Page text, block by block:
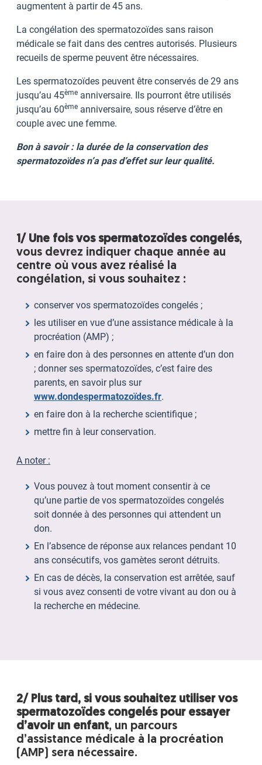
augmentent à partir de 45 ans.
La congélation des spermatozoïdes sans raison
médicale se fait dans des centres autorisés. Plusieurs
recueils de sperme peuvent être nécessaires.
Les spermatozoïdes peuvent être conservés de 29 ans
jusqu’au 45ème anniversaire. Ils pourront être utilisés
jusqu’au 60ème anniversaire, sous réserve d’être en
couple avec une femme.
Bon à savoir : la durée de la conservation des
spermatozoïdes n’a pas d’effet sur leur qualité.
1/ Une fois vos spermatozoïdes congelés,
vous devrez indiquer chaque année au
centre où vous avez réalisé la
congélation, si vous souhaitez :
conserver vos spermatozoïdes congelés ;
les utiliser en vue d’une assistance médicale à la
procréation (AMP) ;
en faire don à des personnes en attente d’un don
; donner ses spermatozoïdes, c’est faire des
parents, en savoir plus sur
www.dondespermatozoïdes.fr.
en faire don à la recherche scientifique ;
mettre fin à leur conservation.
A noter :
Vous pouvez à tout moment consentir à ce
qu’une partie de vos spermatozoïdes congelés
soit donnée à des personnes qui attendent un
don.
En l’absence de réponse aux relances pendant 10
ans consécutifs, vos gamètes seront détruits.
En cas de décès, la conservation est arrêtée, sauf
si vous avez consenti de votre vivant au don ou à
la recherche en médecine.
2/ Plus tard, si vous souhaitez utiliser vos
spermatozoïdes congelés pour essayer
d’avoir un enfant, un parcours
d’assistance médicale à la procréation
(AMP) sera nécessaire.